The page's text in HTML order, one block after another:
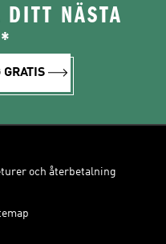
NÄSTA
GRATIS
och återbetalning